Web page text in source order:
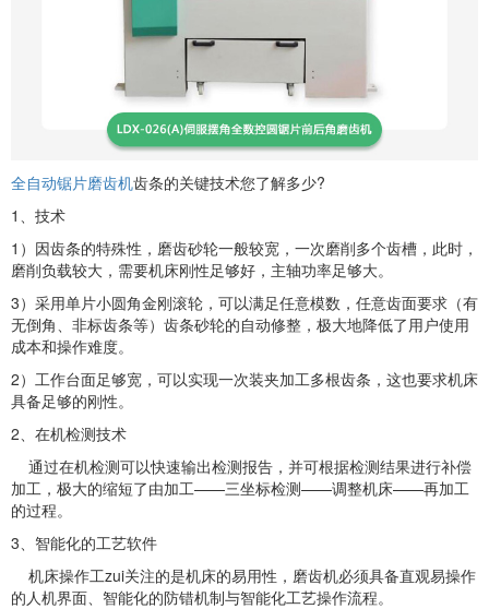
全自动锯片磨齿机齿条的关键技术您了解多少?
1、技术
1）因齿条的特殊性，磨齿砂轮一般较宽，一次磨削多个齿槽，此时，
磨削负载较大，需要机床刚性足够好，主轴功率足够大。
3）采用单片小圆角金刚滚轮，可以满足任意模数，任意齿面要求（有
无倒角、非标齿条等）齿条砂轮的自动修整，极大地降低了用户使用
成本和操作难度。
2）工作台面足够宽，可以实现一次装夹加工多根齿条，这也要求机床
具备足够的刚性。
2、在机检测技术
通过在机检测可以快速输出检测报告，并可根据检测结果进行补偿
加工，极大的缩短了由加工——三坐标检测——调整机床——再加工
的过程。
3、智能化的工艺软件
机床操作工zui关注的是机床的易用性，磨齿机必须具备直观易操作
的人机界面、智能化的防错机制与智能化工艺操作流程。